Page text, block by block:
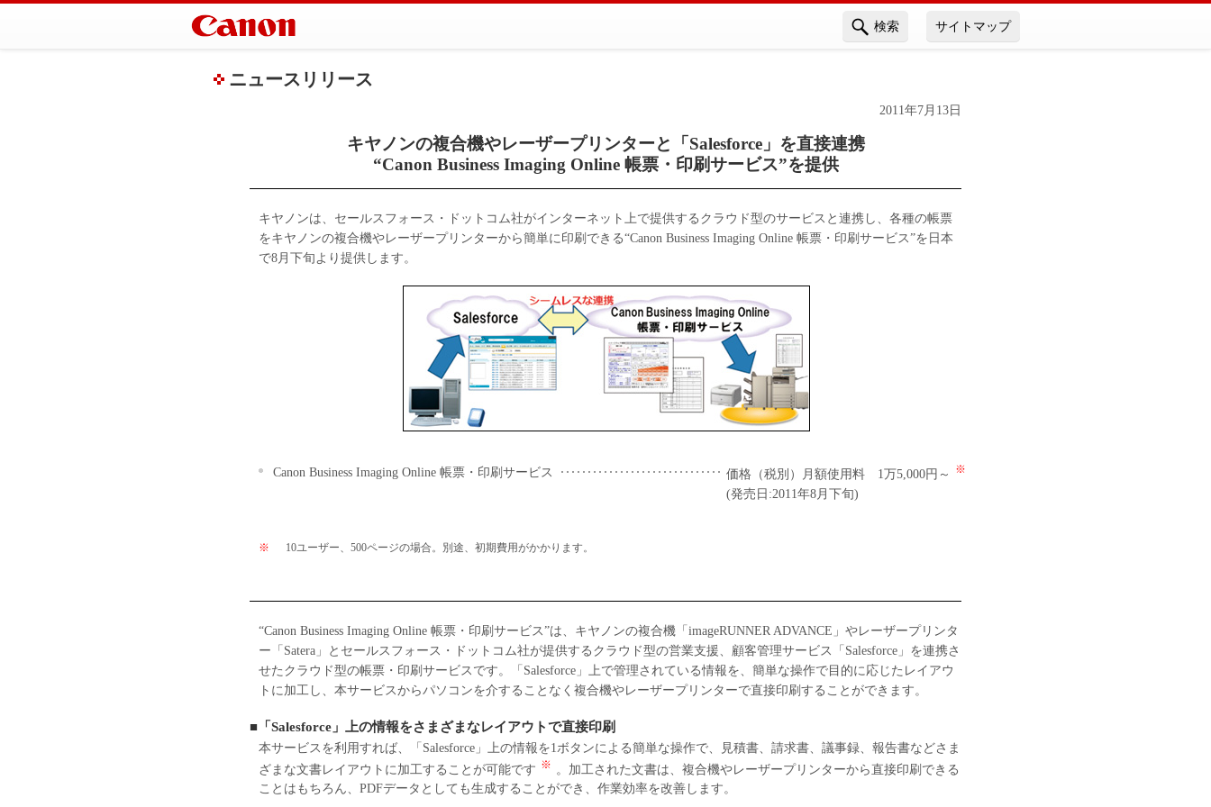
検索 サイトマップ
ニュースリリース
2011年7月13日
キヤノンの複合機やレーザープリンターと「Salesforce」を直接連携
“Canon Business Imaging Online 帳票・印刷サービス”を提供
キヤノンは、セールスフォース・ドットコム社がインターネット上で提供するクラウド型のサービスと連携し、各種の帳票
をキヤノンの複合機やレーザープリンターから簡単に印刷できる“Canon Business Imaging Online 帳票・印刷サービス”を日本
で8月下旬より提供します。
Canon Business Imaging Online 帳票・印刷サービス 価格（税別）月額使用料 1万5,000円～ ※
(発売日:2011年8月下旬)
※ 10ユーザー、500ページの場合。別途、初期費用がかかります。
“Canon Business Imaging Online 帳票・印刷サービス”は、キヤノンの複合機「imageRUNNER ADVANCE」やレーザープリンタ
ー「Satera」とセールスフォース・ドットコム社が提供するクラウド型の営業支援、顧客管理サービス「Salesforce」を連携さ
せたクラウド型の帳票・印刷サービスです。「Salesforce」上で管理されている情報を、簡単な操作で目的に応じたレイアウ
トに加工し、本サービスからパソコンを介することなく複合機やレーザープリンターで直接印刷することができます。
■「Salesforce」上の情報をさまざまなレイアウトで直接印刷
本サービスを利用すれば、「Salesforce」上の情報を1ボタンによる簡単な操作で、見積書、請求書、議事録、報告書などさま
ざまな文書レイアウトに加工することが可能です ※ 。加工された文書は、複合機やレーザープリンターから直接印刷できる
ことはもちろん、PDFデータとしても生成することができ、作業効率を改善します。